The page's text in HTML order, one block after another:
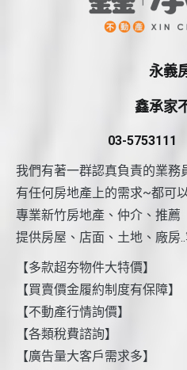
永義
鑫承家
03-5753111
我們有著一群認真負責的業務
有任何房地產上的需求~都可
專業新竹房地產、仲介、推薦
提供房屋、店面、土地、廠房
【多款超夯物件大特價】
【買賣價金履約制度有保障】
【不動產行情詢價】
【各類稅費諮詢】
【廣告量大客戶需求多】